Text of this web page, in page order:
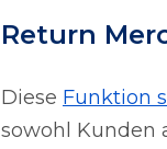
Return
Diese Funktion
sowohl Kunden